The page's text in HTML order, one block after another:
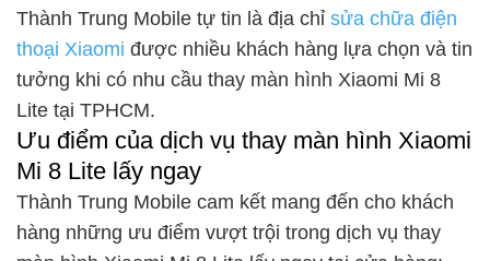
Thành Trung Mobile tự tin là địa chỉ sửa chữa điện
thoại Xiaomi được nhiều khách hàng lựa chọn và tin
tưởng khi có nhu cầu thay màn hình Xiaomi Mi 8
Lite tại TPHCM.
Ưu điểm của dịch vụ thay màn hình Xiaomi
Mi 8 Lite lấy ngay
Thành Trung Mobile cam kết mang đến cho khách
hàng những ưu điểm vượt trội trong dịch vụ thay